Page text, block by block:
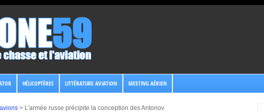
HÉLICOPTÈRES LITTÉRATURE AVIATION MEETING AÉRIEN
> L’armée russe précipite la conception des Antonov